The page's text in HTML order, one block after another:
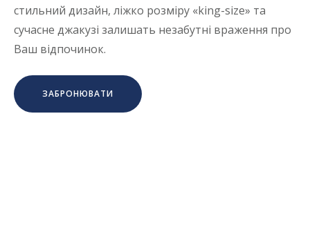
стильний дизайн, ліжко розміру «king-size» та
сучасне джакузі залишать незабутні враження про
Ваш відпочинок.
ЗАБРОНЮВАТИ